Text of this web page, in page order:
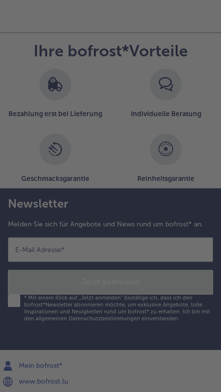
Ihre bofrost*Vorteile
Bezahlung erst bei Lieferung Individuelle Beratung
Geschmacksgarantie Reinheitsgarantie
Newsletter
Melden Sie sich für Angebote und News rund um bofrost* an.
E-Mail Adresse*
* Mit einem Klick auf „Jetzt anmelden" bestätige ich, dass ich den
bofrost*Newsletter abonnieren möchte, um exklusive Angebote, tolle
Inspirationen und Neuigkeiten rund um bofrost* zu erhalten. Ich bin mit
den allgemeinen Datenschutzbestimmungen einverstanden.
Mein bofrost*
www.bofrost.lu